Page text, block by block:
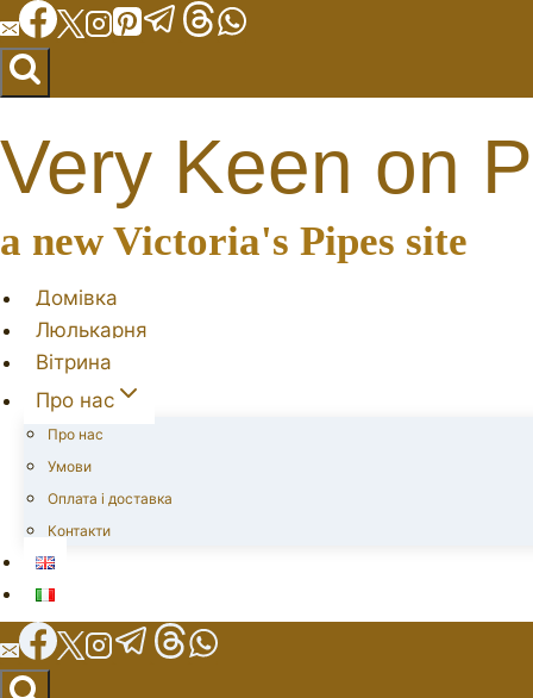
Перейти
до
вмісту
Very Keen on
a new Victoria's Pipes site
Домівка
Люлькарня
Вітрина
Про нас
Про нас
Умови
Оплата і доставка
Контакти